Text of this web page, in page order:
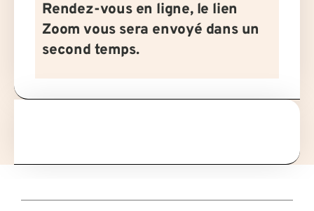
Rendez-vous en ligne, le lien
Zoom vous sera envoyé dans un
second temps.